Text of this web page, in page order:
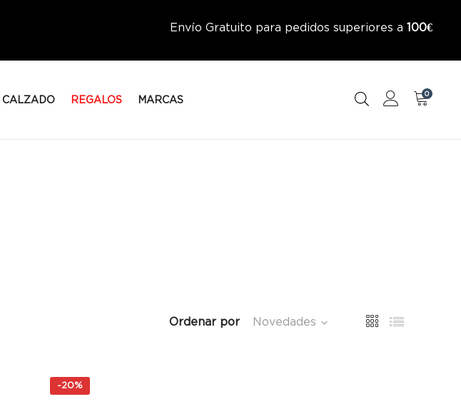
Envío Gratuito para pedidos superiores a 100€
CALZADO REGALOS MARCAS
0
Ordenar por Novedades
-20%